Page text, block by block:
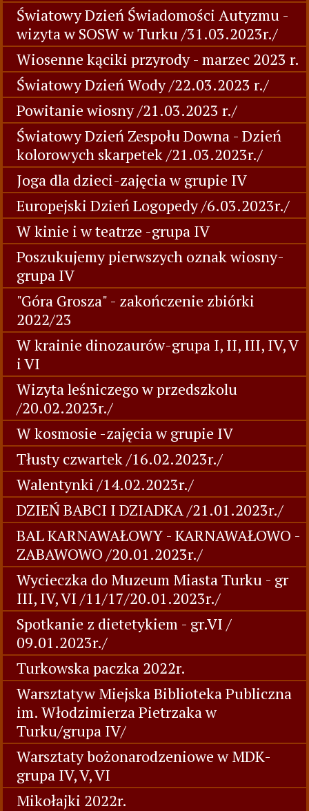
Światowy Dzień Świadomości Autyzmu -
wizyta w SOSW w Turku /31.03.2023r./
Wiosenne kąciki przyrody - marzec 2023 r.
Światowy Dzień Wody /22.03.2023 r./
Powitanie wiosny /21.03.2023 r./
Światowy Dzień Zespołu Downa - Dzień
kolorowych skarpetek /21.03.2023r./
Joga dla dzieci-zajęcia w grupie IV
Europejski Dzień Logopedy /6.03.2023r./
W kinie i w teatrze -grupa IV
Poszukujemy pierwszych oznak wiosny-
grupa IV
"Góra Grosza" - zakończenie zbiórki
2022/23
W krainie dinozaurów-grupa I, II, III, IV, V
i VI
Wizyta leśniczego w przedszkolu
/20.02.2023r./
W kosmosie -zajęcia w grupie IV
Tłusty czwartek /16.02.2023r./
Walentynki /14.02.2023r./
DZIEŃ BABCI I DZIADKA /21.01.2023r./
BAL KARNAWAŁOWY - KARNAWAŁOWO -
ZABAWOWO /20.01.2023r./
Wycieczka do Muzeum Miasta Turku - gr
III, IV, VI /11/17/20.01.2023r./
Spotkanie z dietetykiem - gr.VI /
09.01.2023r./
Turkowska paczka 2022r.
Warsztatyw Miejska Biblioteka Publiczna
im. Włodzimierza Pietrzaka w
Turku/grupa IV/
Warsztaty bożonarodzeniowe w MDK-
grupa IV, V, VI
Mikołajki 2022r.